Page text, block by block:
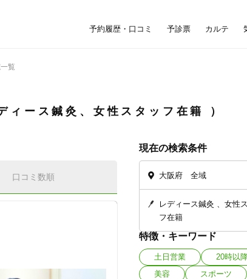
予約履歴・口コミ 予診票 カルテ
覧
ィース鍼灸、女性スタッフ在籍
現在の検索条件
大阪府 全域
レディース鍼灸
女性
フ在籍
特徴・キーワード
土日営業
20時以
美容
スポーツ
口コミ数順